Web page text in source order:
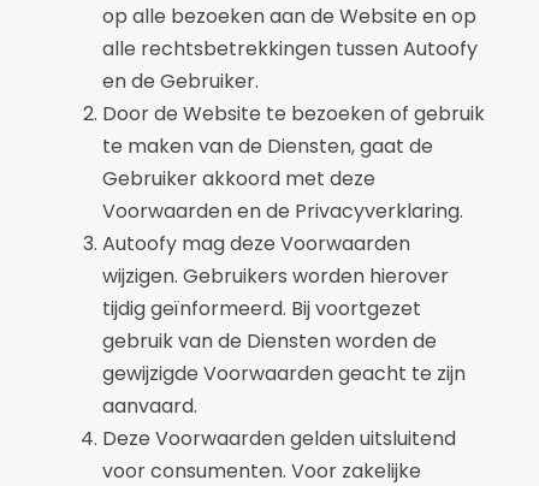
op alle bezoeken aan de Website en op
alle rechtsbetrekkingen tussen Autoofy
en de Gebruiker.
Door de Website te bezoeken of gebruik
te maken van de Diensten, gaat de
Gebruiker akkoord met deze
Voorwaarden en de Privacyverklaring.
Autoofy mag deze Voorwaarden
wijzigen. Gebruikers worden hierover
tijdig geïnformeerd. Bij voortgezet
gebruik van de Diensten worden de
gewijzigde Voorwaarden geacht te zijn
aanvaard.
Deze Voorwaarden gelden uitsluitend
voor consumenten. Voor zakelijke